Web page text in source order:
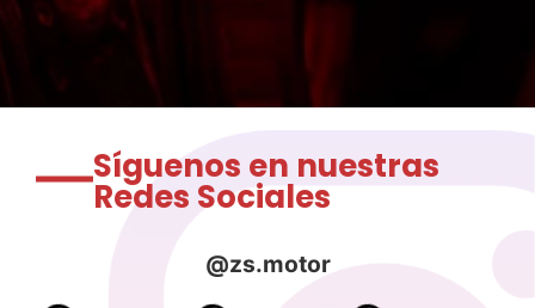
Síguenos en nuestras
Redes Sociales